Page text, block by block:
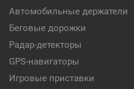
Автомобильные держатели
Беговые дорожки
Радар-детекторы
GPS-навигаторы
Игровые приставки